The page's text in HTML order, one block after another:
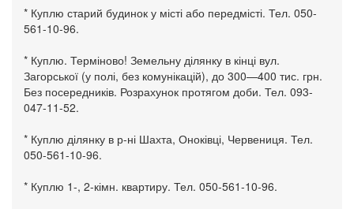
* Куплю старий будинок у місті або передмісті. Тел. 050-
561-10-96.
* Куплю. Терміново! Земельну ділянку в кінці вул.
Загорської (у полі, без комунікацій), до 300—400 тис. грн.
Без посередників. Розрахунок протягом доби. Тел. 093-
047-11-52.
* Куплю ділянку в р-ні Шахта, Оноківці, Червениця. Тел.
050-561-10-96.
* Куплю 1-, 2-кімн. квартиру. Тел. 050-561-10-96.